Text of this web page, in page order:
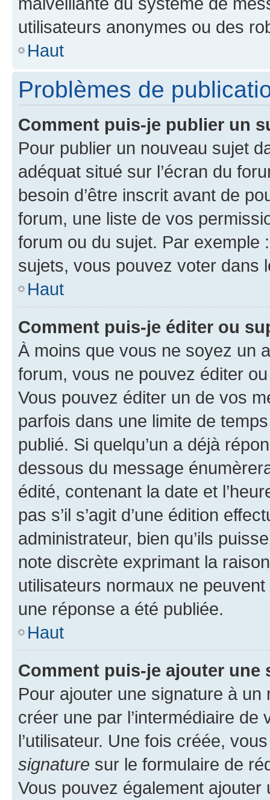
utilisateurs anonymes ou des
Haut
Problèmes de
Comment puis-je publier un
Pour publier un nouveau sujet
adéquat situé sur l’écran du
besoin d’être inscrit avant de
forum, une liste de vos
forum ou du sujet. Par exemple
sujets, vous pouvez voter dans
Haut
Comment puis-je éditer ou
À moins que vous ne soyez un
forum, vous ne pouvez éditer
Vous pouvez éditer un de vos
parfois dans une limite de
publié. Si quelqu’un a déjà
dessous du message
édité, contenant la date et
pas s’il s’agit d’une édition
administrateur, bien qu’ils
note discrète exprimant la
utilisateurs normaux ne
une réponse a été publiée.
Haut
Comment puis-je ajouter une
Pour ajouter une signature à un
créer une par l’intermédiaire
l’utilisateur. Une fois créée,
signature sur le formulaire de
Vous pouvez également